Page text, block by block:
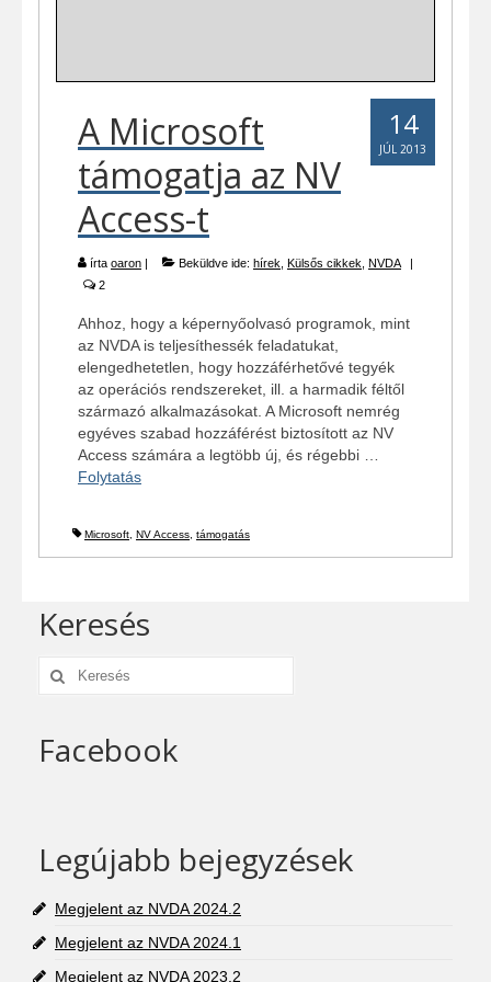
14
JÚL 2013
A Microsoft
támogatja az NV
Access-t
írta oaron Beküldve ide: hírek, Külsős cikkek, NVDA
2
Ahhoz, hogy a képernyőolvasó programok, mint
az NVDA is teljesíthessék feladatukat,
elengedhetetlen, hogy hozzáférhetővé tegyék
az operációs rendszereket, ill. a harmadik féltől
származó alkalmazásokat. A Microsoft nemrég
egyéves szabad hozzáférést biztosított az NV
Access számára a legtöbb új, és régebbi …
Folytatás
Microsoft, NV Access, támogatás
Keresés
Keresés:
Facebook
Legújabb bejegyzések
Megjelent az NVDA 2024.2
Megjelent az NVDA 2024.1
Megjelent az NVDA 2023.2